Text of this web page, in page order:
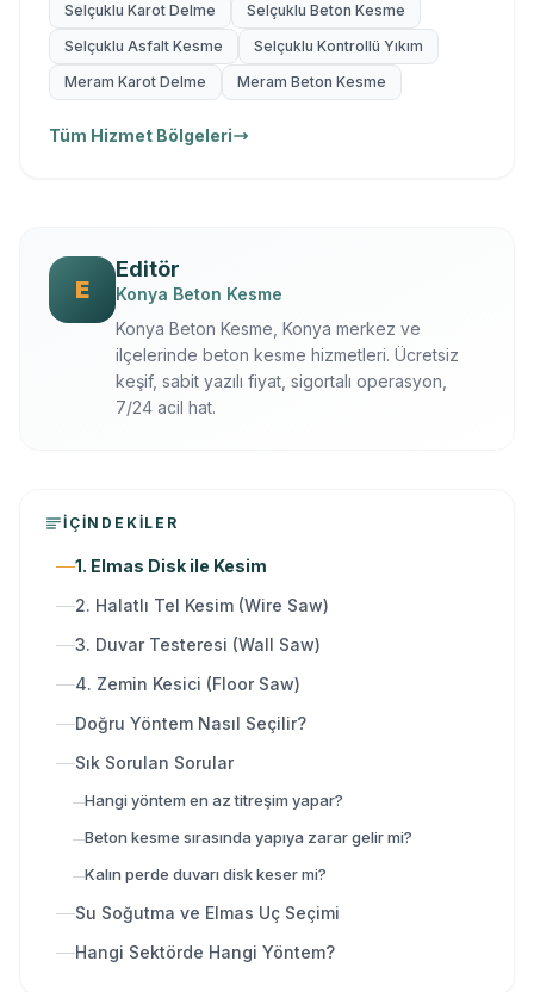
Selçuklu Karot Delme
Selçuklu Beton Kesme
Selçuklu Asfalt Kesme
Selçuklu Kontrollü Yıkım
Meram Karot Delme
Meram Beton Kesme
Tüm Hizmet Bölgeleri
E
Editör
Konya Beton Kesme
Konya Beton Kesme, Konya merkez ve
ilçelerinde beton kesme hizmetleri. Ücretsiz
keşif, sabit yazılı fiyat, sigortalı operasyon,
7/24 acil hat.
İÇINDEKILER
1. Elmas Disk ile Kesim
2. Halatlı Tel Kesim (Wire Saw)
3. Duvar Testeresi (Wall Saw)
4. Zemin Kesici (Floor Saw)
Doğru Yöntem Nasıl Seçilir?
Sık Sorulan Sorular
Hangi yöntem en az titreşim yapar?
Beton kesme sırasında yapıya zarar gelir mi?
Kalın perde duvarı disk keser mi?
Su Soğutma ve Elmas Uç Seçimi
Hangi Sektörde Hangi Yöntem?